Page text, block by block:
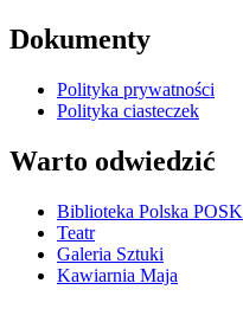
Dokumenty
Polityka prywatności
Polityka ciasteczek
Warto odwiedzić
Biblioteka Polska POSK
Teatr
Galeria Sztuki
Kawiarnia Maja